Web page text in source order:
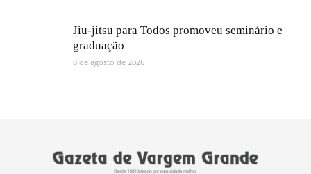
Jiu-jitsu para Todos promoveu seminário e
graduação
8 de agosto de 2026